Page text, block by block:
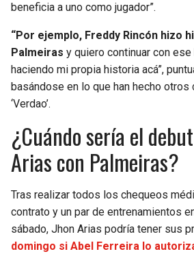
beneficia a uno como jugador”.
“Por ejemplo, Freddy Rincón hizo
Palmeiras y quiero continuar con
haciendo mi propia historia acá”,
basándose en lo que han hecho otros
‘Verdao’.
¿Cuándo sería el
Arias con Palmeiras?
Tras realizar todos los chequeos
contrato y un par de entrenamientos
sábado, Jhon Arias podría tener sus
domingo si Abel Ferreira lo